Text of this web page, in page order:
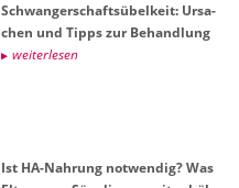
Schwan­ger­schafts­übel­keit: Ur­sa­
chen und Tipps zur Be­hand­lung
wei­ter­le­sen
Ist HA-Nah­rung not­wen­dig? Was